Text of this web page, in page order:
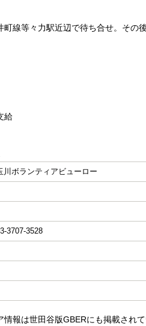
町線等々力駅近辺で待ち合せ。その
給
川ボランティアビューロー
3707-3528
報は世田谷版GBERにも掲載されて